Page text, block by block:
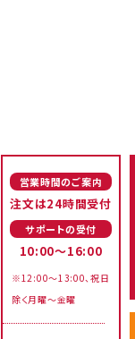
営業時間のご案内
注文は24時間受付
サポートの受付
10:00～16:00
※12:00～13:00、祝日
除く月曜～金曜